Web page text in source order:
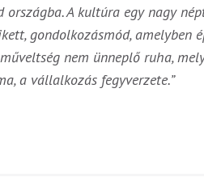
A kultúra egy nagy
gondolkozásmód, amelyben
nem ünneplő ruha,
a vállalkozás fegyverzete.”